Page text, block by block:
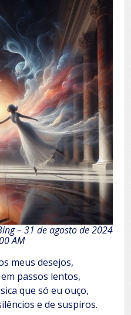
– 31 de agosto de 2024
AM
meus desejos,
passos lentos,
que só eu ouço,
e de suspiros.